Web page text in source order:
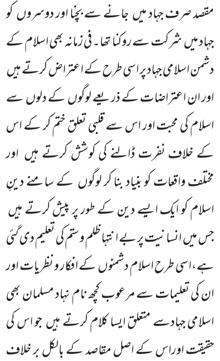
مقصد صرف جہاد میںجانے سے بچنا اور دوسروںکو
جہاد میںشرکت سے روکنا تھا۔فی زمانہ بھی اسلام کے
دشمن اسلامی جہاد پر اسی طرح کے اعتراض کرتے ہیں
اور ان اعتراضات کے ذریعے لوگوںکے دلوںسے
اسلام کی محبت اور اس سے قلبی تعلق ختم کر کے اس
کے خلاف نفرت ڈالنے کی کوشش کرتے ہیں اور
مختلف واقعات کو بنیاد بنا کر لوگوں کے سامنے دینِ
اسلام کو ایک ایسے دین کے طور پر پیش کرتے ہیں
جس میںانسانیت پر بے انتہا ظلم و ستم کی تعلیم دی گئی
ہے،اسی طرح اسلام دشمنوںکے افکار و نظریات اور
ان کی تعلیمات سے مرعوب کچھ نام نہاد مسلمان بھی
اسلامی جہادسے متعلق ایسا کلام کرتے ہیںجو اس کی
حقیقت اوراس کے اصل مقاصد کے بالکل بر خلاف